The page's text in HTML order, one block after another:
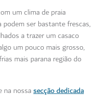
um clima de praia
ser bastante frescas,
a trazer um casaco
um pouco mais grosso,
mais parana região do
na nossa secção dedicada